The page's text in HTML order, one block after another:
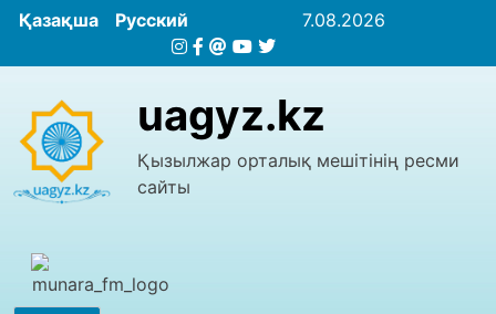
Қазақша Русский 7.08.2026
uagyz.kz
Қызылжар орталық мешітінің ресми
сайты